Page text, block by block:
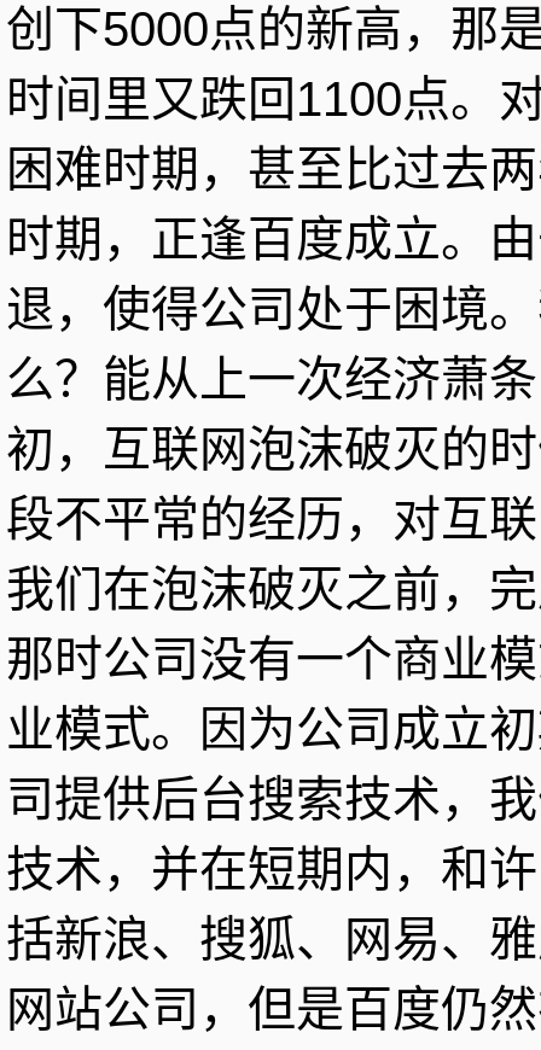
创下5000点的新高，那
时间里又跌回1100点。
困难时期，甚至比过去
时期，正逢百度成立。
退，使得公司处于困境
么？能从上一次经济萧
初，互联网泡沫破灭的
段不平常的经历，对互
我们在泡沫破灭之前，
那时公司没有一个商业
业模式。因为公司成立
司提供后台搜索技术，
技术，并在短期内，和
括新浪、搜狐、网易、
网站公司，但是百度仍